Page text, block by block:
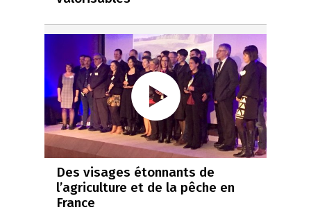
Des visages étonnants de
l’agriculture et de la pêche en
France